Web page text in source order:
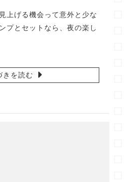
上げる機会って意外と少な
プとセットなら、夜の楽し
きを読む